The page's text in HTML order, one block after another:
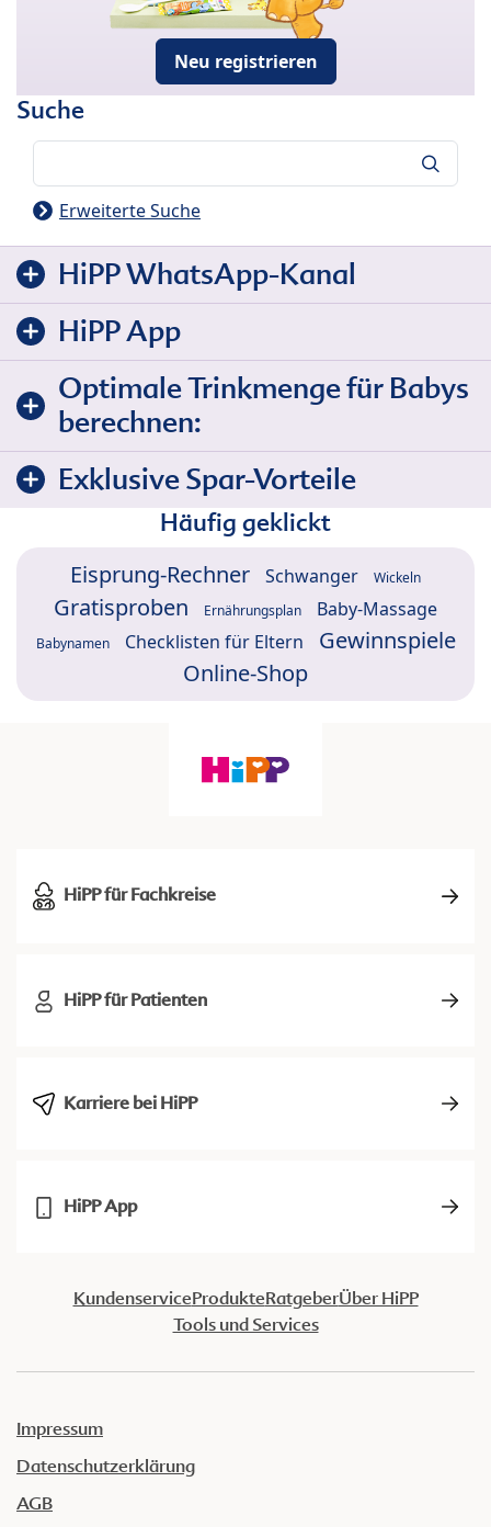
Neu registrieren
Suche
Erweiterte Suche
HiPP WhatsApp-Kanal
HiPP App
Optimale Trinkmenge für Babys
berechnen:
Exklusive Spar-Vorteile
Häufig geklickt
Eisprung-Rechner Schwanger Wickeln
Gratisproben Ernährungsplan Baby-Massage
Babynamen Checklisten für Eltern
Gewinnspiele
Online-Shop
HiPP für Fachkreise
HiPP für Patienten
Karriere bei HiPP
HiPP App
KundenserviceProdukteRatgeberÜber HiPP
Tools und Services
Impressum
Datenschutzerklärung
AGB